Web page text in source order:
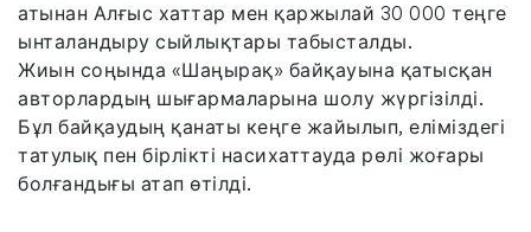
атынан Алғыс хаттар мен қаржылай 30 000 теңге
ынталандыру сыйлықтары табысталды.
Жиын соңында «Шаңырақ» байқауына қатысқан
авторлардың шығармаларына шолу жүргізілді.
Бұл байқаудың қанаты кеңге жайылып, еліміздегі
татулық пен бірлікті насихаттауда рөлі жоғары
болғандығы атап өтілді.